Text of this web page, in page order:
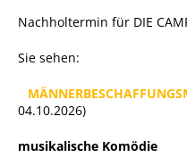
Nachholtermin für DIE
Sie sehen:
04.10.2026)
musikalische Komödie